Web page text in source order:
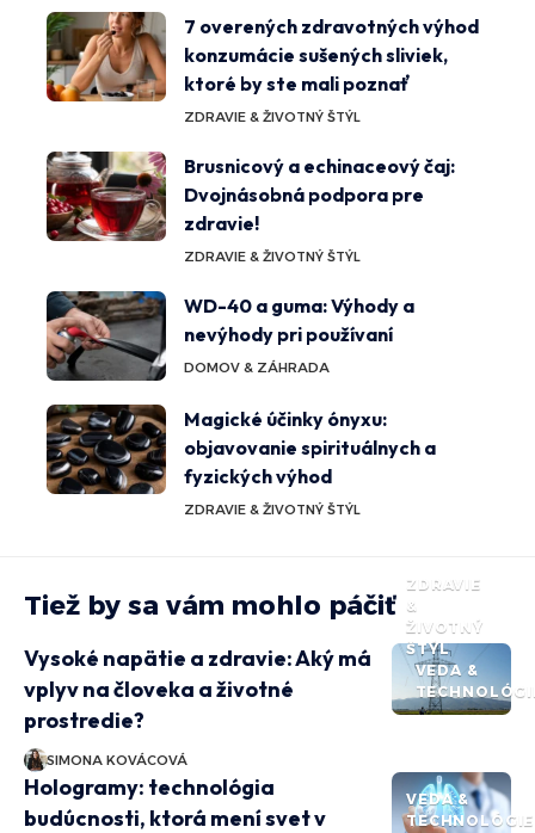
7 overených zdravotných výhod
konzumácie sušených sliviek,
ktoré by ste mali poznať
ZDRAVIE & ŽIVOTNÝ ŠTÝL
Brusnicový a echinaceový čaj:
Dvojnásobná podpora pre
zdravie!
ZDRAVIE & ŽIVOTNÝ ŠTÝL
WD-40 a guma: Výhody a
nevýhody pri používaní
DOMOV & ZÁHRADA
Magické účinky ónyxu:
objavovanie spirituálnych a
fyzických výhod
ZDRAVIE & ŽIVOTNÝ ŠTÝL
Tiež by sa vám mohlo páčiť
ZDRAVIE
&
ŽIVOTNÝ
ŠTÝL
VEDA &
Vysoké napätie a zdravie: Aký má
vplyv na človeka a životné
prostredie?
SIMONA KOVÁCOVÁ
VEDA &
TECHNOLÓGIE
Hologramy: technológia
budúcnosti, ktorá mení svet v